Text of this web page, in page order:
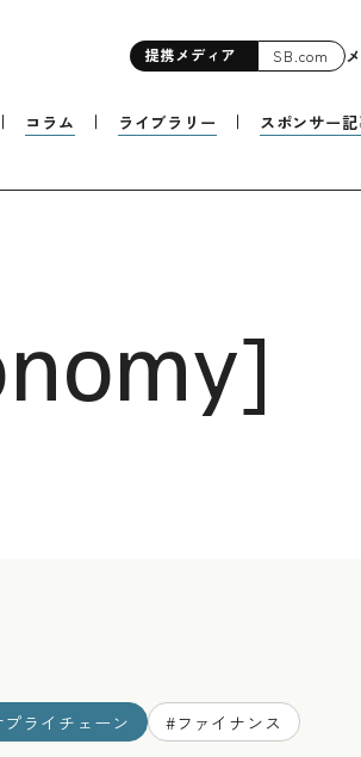
提携メディア SB.com
コラム ライブラリー スポンサー
]
プライチェーン #ファイナンス